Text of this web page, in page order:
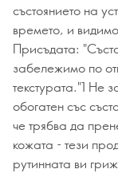
състоянието на
времето, и
Присъдата:
забележимо по
текстурата."1 Не
обогатен със
че трябва да
кожата - тези
рутинната ви